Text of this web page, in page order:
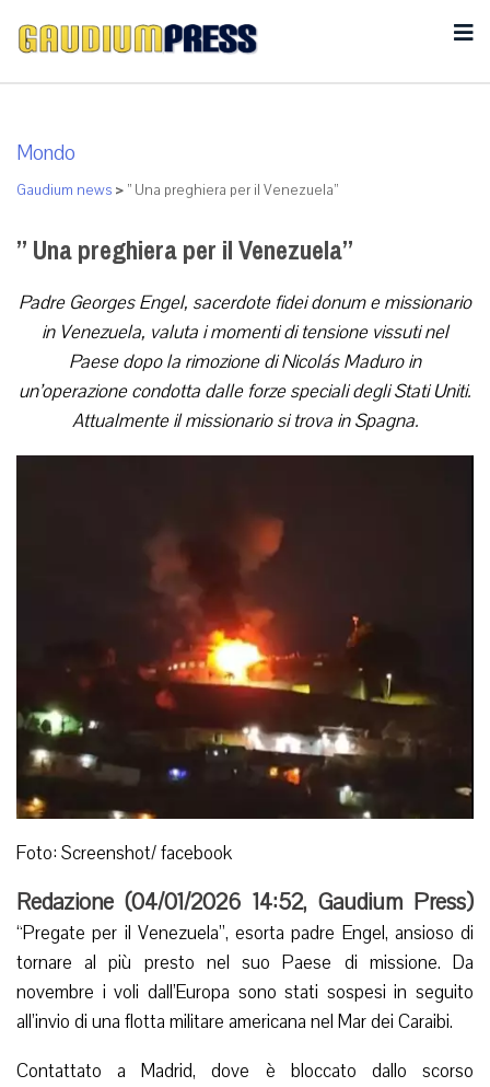
Mondo
Gaudium news > ” Una preghiera per il Venezuela”
” Una preghiera per il Venezuela”
Padre Georges Engel, sacerdote fidei donum e missionario
in Venezuela, valuta i momenti di tensione vissuti nel
Paese dopo la rimozione di Nicolás Maduro in
un’operazione condotta dalle forze speciali degli Stati Uniti.
Attualmente il missionario si trova in Spagna.
Foto: Screenshot/ facebook
Redazione (04/01/2026 14:52, Gaudium Press)
“Pregate per il Venezuela”, esorta padre Engel, ansioso di
tornare al più presto nel suo Paese di missione. Da
novembre i voli dall’Europa sono stati sospesi in seguito
all’invio di una flotta militare americana nel Mar dei Caraibi.
Contattato a Madrid, dove è bloccato dallo scorso